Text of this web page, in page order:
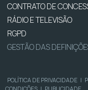
CONTRATO DE
RÁDIO E TELEVISÃO
RGPD
GESTÃO DAS
POLÍTICA DE PRIVACIDADE |